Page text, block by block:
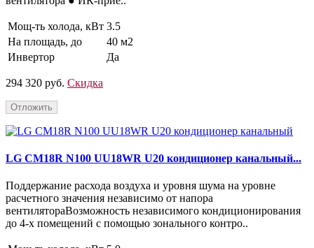
Мощ-ть холода, кВт 3.5
На площадь, до
40 м2
Инвертор
Да
294 320 руб. Скидка
Отложить
LG CM18R N100 UU18WR U20 кондиционер канальный...
Поддержание расхода воздуха и уровня шума на уровне
расчетного значения независимо от напора
вентилятораВозможность независимого кондиционирования
до 4-х помещений с помощью зонального контро..